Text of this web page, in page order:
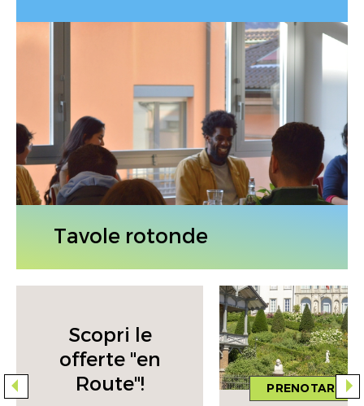
Tavole rotonde
Scopri le
offerte "en
Route"!
PRENOTARE